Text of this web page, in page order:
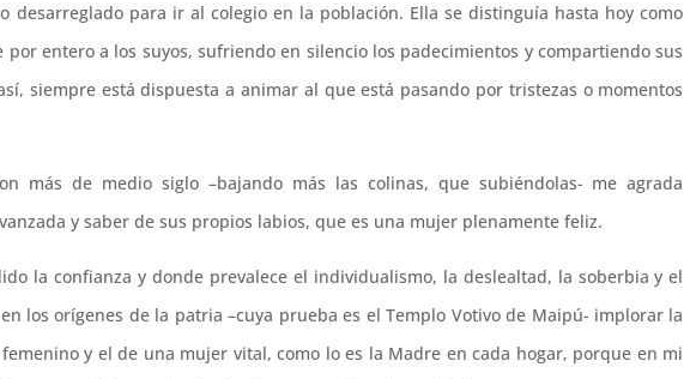
desarreglado para ir al colegio en la población. Ella se distinguía hasta hoy como
por entero a los suyos, sufriendo en silencio los padecimientos y compartiendo sus
siempre está dispuesta a animar al que está pasando por tristezas o momentos
más de medio siglo –bajando más las colinas, que subiéndolas- me agrada
y saber de sus propios labios, que es una mujer plenamente feliz.
la confianza y donde prevalece el individualismo, la deslealtad, la soberbia y el
los orígenes de la patria –cuya prueba es el Templo Votivo de Maipú- implorar la
y el de una mujer vital, como lo es la Madre en cada hogar, porque en mi